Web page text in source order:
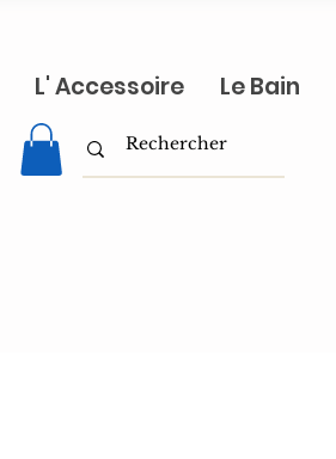
L' Accessoire Le Bain